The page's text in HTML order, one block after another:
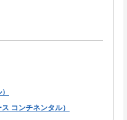
ス コンチネンタル）